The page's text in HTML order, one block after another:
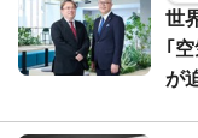
世
｢
が